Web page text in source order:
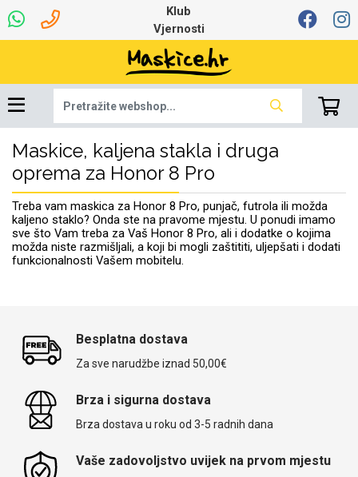
Klub
Vjernosti
Maskice, kaljena stakla i druga
oprema za Honor 8 Pro
Treba vam maskica za Honor 8 Pro, punjač, futrola ili možda
kaljeno staklo? Onda ste na pravome mjestu. U ponudi imamo
sve što Vam treba za Vaš Honor 8 Pro, ali i dodatke o kojima
možda niste razmišljali, a koji bi mogli zaštititi, uljepšati i dodati
funkcionalnosti Vašem mobitelu.
Besplatna dostava
Za sve narudžbe iznad 50,00€
Brza i sigurna dostava
Brza dostava u roku od 3-5 radnih dana
Vaše zadovoljstvo uvijek na prvom mjestu
Dinamo maskice za
mobitel
Robotski usisavači Stolne lampe
Najprodavanije -
TOP 100
Šarene maskice
Ljetna kolekcija Proljetna kolekcija
Babe Šaljivi motivi
Huawei Samsung
Univerzalna oprema
za tablet
7.0 - 8.0 inča 8.0 - 9.0 inča
Oprema za Lenovo
tablet
Huawei Sony
Igračke i ostalo
Selfie Stick Držači za auto
Držači za romobil Držači za ruku
Punjači Bežični punjači
USB kablovi HDMI kabel
Mikrofoni Bluetooth slušalice
FM Transmitteri HI-FI linije
Pametni Satovi
Memorije i
memorijske kartice
Auto Kamere
Podloga za miš Tipkovnice i miševi
Punjači za laptope
Ruksaci i torbice Razno